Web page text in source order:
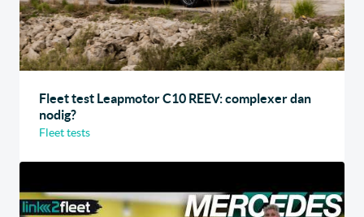
Fleet test Leapmotor C10 REEV: complexer dan
nodig?
Fleet tests